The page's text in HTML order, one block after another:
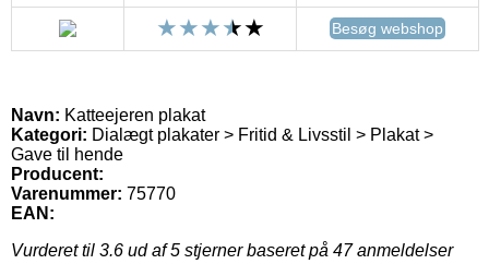
Besøg webshop
Navn: Katteejeren plakat
Kategori: Dialægt plakater > Fritid & Livsstil > Plakat >
Gave til hende
Producent:
Varenummer: 75770
EAN:
Vurderet til 3.6 ud af 5 stjerner baseret på 47anmeldelser